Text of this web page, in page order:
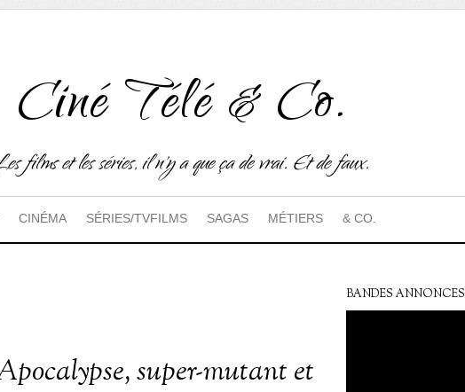
Ciné Télé & Co.
films et les séries, il n'y a que ça de vrai. Et de faux.
CINÉMA SÉRIES/TVFILMS SAGAS MÉTIERS & CO.
super-mutant et
BANDES ANNONCES